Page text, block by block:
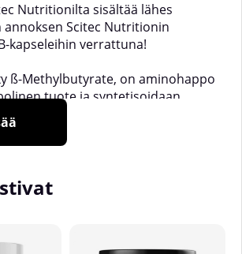
Nutritionilta sisältää lähes
annoksen Scitec Nutritionin
kapseleihin verrattuna!
ß-Methylbutyrate, on aminohappo
tuote ja syntetisoidaan
tuottaa noin 0,2-0,4 grammaa
käytetyt standardiannokset
grammaa päivässä. Itse L-Leusiini